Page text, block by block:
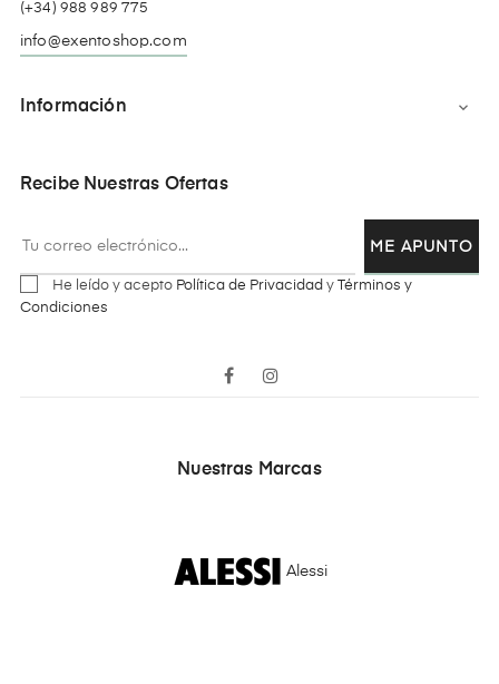
(+34) 988 989 775
info@exentoshop.com
Información 
Recibe Nuestras Ofertas
ME APUNTO
He leído y acepto Política de Privacidad y
Términos y
Condiciones
Facebook
Nuestras Marcas
Alessi